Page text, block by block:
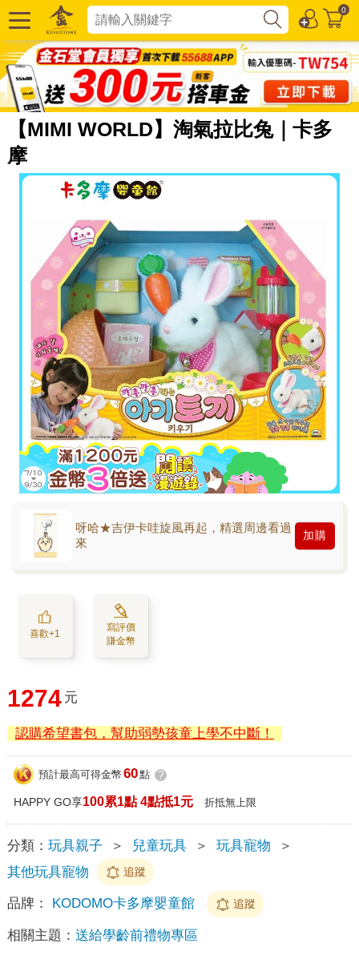
0
【MIMI WORLD】淘氣拉比兔｜卡多
摩
呀哈★吉伊卡哇旋風再起，精選周邊看過
來
加購
喜歡+1
寫評價
賺金幣
1274 元
認購希望書包，幫助弱勢孩童上學不中斷！
預計最高可得金幣 60點 ?
HAPPY GO享100累1點 4點抵1元 折抵無上限
分類： 玩具親子 ＞ 兒童玩具 ＞ 玩具寵物
＞
其他玩具寵物
追蹤
品牌： KODOMO卡多摩嬰童館 追蹤
相關主題： 送給學齡前禮物專區